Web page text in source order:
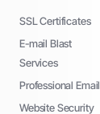
SSL Certificates
E-mail Blast
Services
Professional Email
Website Security